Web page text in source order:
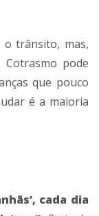
trânsito, mas,
pode
que pouco
é a maioria
cada dia